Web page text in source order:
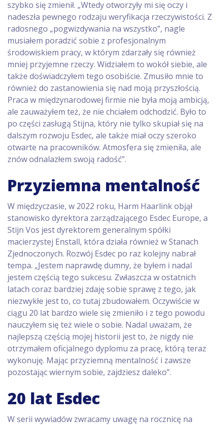
szybko się zmienił. „Wtedy otworzyły mi się oczy i
nadeszła pewnego rodzaju weryfikacja rzeczywistości. Z
radosnego „pogwizdywania na wszystko”, nagle
musiałem poradzić sobie z profesjonalnym
środowiskiem pracy, w którym zdarzały się również
mniej przyjemne rzeczy. Widziałem to wokół siebie, ale
także doświadczyłem tego osobiście. Zmusiło mnie to
również do zastanowienia się nad moją przyszłością.
Praca w międzynarodowej firmie nie była moją ambicją,
ale zauważyłem też, że nie chciałem odchodzić. Było to
po części zasługą Stijna, który nie tylko skupiał się na
dalszym rozwoju Esdec, ale także miał oczy szeroko
otwarte na pracowników. Atmosfera się zmieniła, ale
znów odnalazłem swoją radość”.
Przyziemna mentalność
W międzyczasie, w 2022 roku, Harm Haarlink objął
stanowisko dyrektora zarządzającego Esdec Europe, a
Stijn Vos jest dyrektorem generalnym spółki
macierzystej Enstall, która działa również w Stanach
Zjednoczonych. Rozwój Esdec po raz kolejny nabrał
tempa. „Jestem naprawdę dumny, że byłem i nadal
jestem częścią tego sukcesu. Zwłaszcza w ostatnich
latach coraz bardziej zdaję sobie sprawę z tego, jak
niezwykłe jest to, co tutaj zbudowałem. Oczywiście w
ciągu 20 lat bardzo wiele się zmieniło i z tego powodu
nauczyłem się też wiele o sobie. Nadal uważam, że
najlepszą częścią mojej historii jest to, że nigdy nie
otrzymałem oficjalnego dyplomu za pracę, którą teraz
wykonuję. Mając przyziemną mentalność i zawsze
pozostając wiernym sobie, zajdziesz daleko”.
20 lat Esdec
W serii wywiadów zwracamy uwagę na rocznicę na